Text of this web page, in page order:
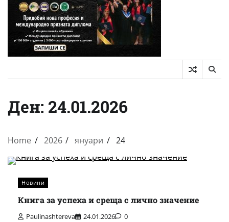
Ден: 24.01.2026
Home 2026 януари 24
Новини
Книга за успеха и среща с лично значение
Paulinashtereva 24.01.2026 0